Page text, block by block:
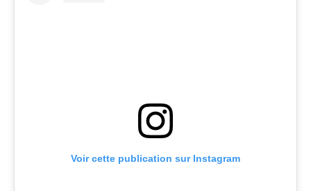
Voir cette publication sur Instagram